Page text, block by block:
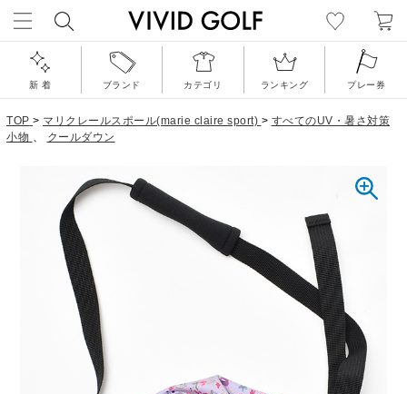
新 着 ブランド カテゴリ ランキング プレー券
TOP > マリクレールスポール(marie claire sport) > すべてのUV・暑さ対策
小物 、 クールダウン